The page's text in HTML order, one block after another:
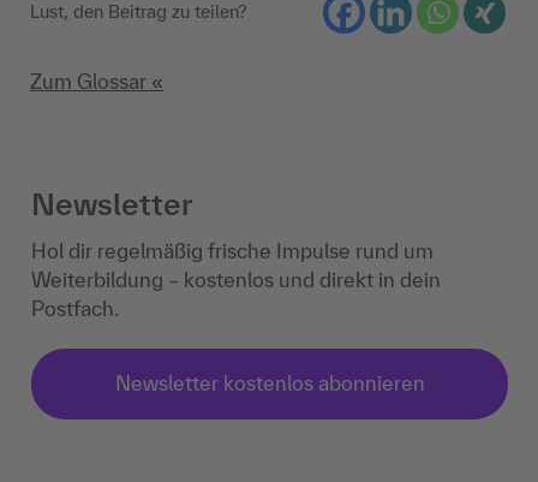
Lust, den Beitrag zu teilen?
Zum Glossar «
Newsletter
Hol dir regelmäßig frische Impulse rund um
Weiterbildung – kostenlos und direkt in dein
Postfach.
Newsletter kostenlos abonnieren